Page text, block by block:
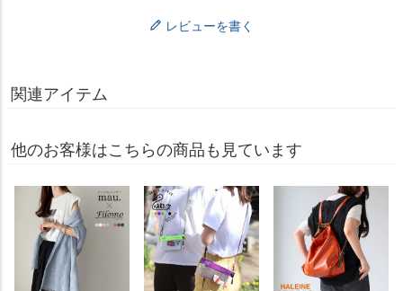
レビューを書く
関連アイテム
他のお客様はこちらの商品も見ています